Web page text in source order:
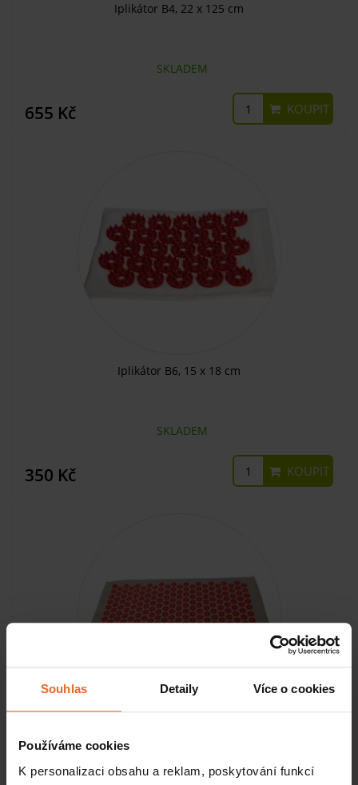
Souhlas Detaily Více o cookies
Používáme cookies
K personalizaci obsahu a reklam, poskytování funkcí
Iplikátor B4, 22 x 125 cm
SKLADEM
655 Kč KOUPIT
Iplikátor B6, 15 x 18 cm
SKLADEM
350 Kč KOUPIT